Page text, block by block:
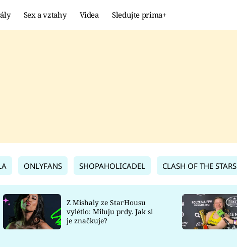
Sex a vztahy Videa Sledujte prima+
ONLYFANS SHOPAHOLICADEL CLASH OF THE STARS
Z Mishaly ze StarHousu
vylétlo: Miluju prdy. Jak si
je značkuje?